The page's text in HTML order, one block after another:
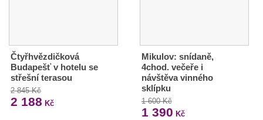
Čtyřhvězdičková
Budapešť v hotelu se
střešní terasou
2 845 Kč
2 188 Kč
Mikulov: snídaně,
4chod. večeře i
návštěva vinného
sklípku
1 600 Kč
1 390 Kč